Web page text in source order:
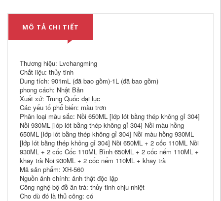
MÔ TẢ CHI TIẾT
Thương hiệu: Lvchangming
Chất liệu: thủy tinh
Dung tích: 901mL (đã bao gồm)-1L (đã bao gồm)
phong cách: Nhật Bản
Xuất xứ: Trung Quốc đại lục
Các yếu tố phổ biến: màu trơn
Phân loại màu sắc: Nồi 650ML [lớp lót bằng thép không gỉ 304]
Nồi 930ML [lớp lót bằng thép không gỉ 304] Nồi màu hồng
650ML [lớp lót bằng thép không gỉ 304] Nồi màu hồng 930ML
[lớp lót bằng thép không gỉ 304] Nồi 650ML + 2 cốc 110ML Nồi
930ML + 2 cốc Cốc 110ML Bình 650ML + 2 cốc nếm 110ML +
khay trà Nồi 930ML + 2 cốc nếm 110ML + khay trà
Mã sản phẩm: XH-560
Nguồn ảnh chính: ảnh thật độc lập
Công nghệ bộ đồ ăn trà: thủy tinh chịu nhiệt
Cho dù đó là thủ công: có